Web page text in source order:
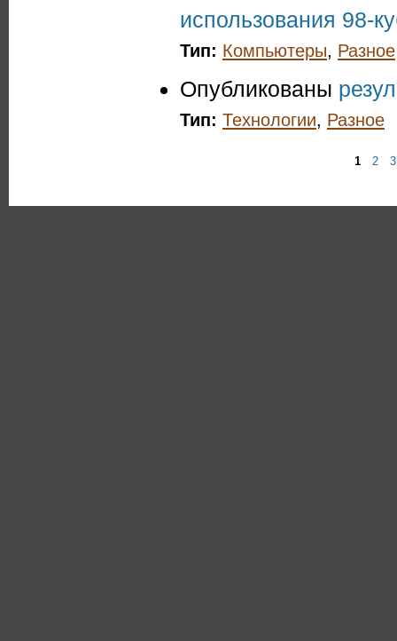
использования 98-
Тип: Компьютеры, Разное
Опубликованы
Тип: Технологии, Разное
1 2 3